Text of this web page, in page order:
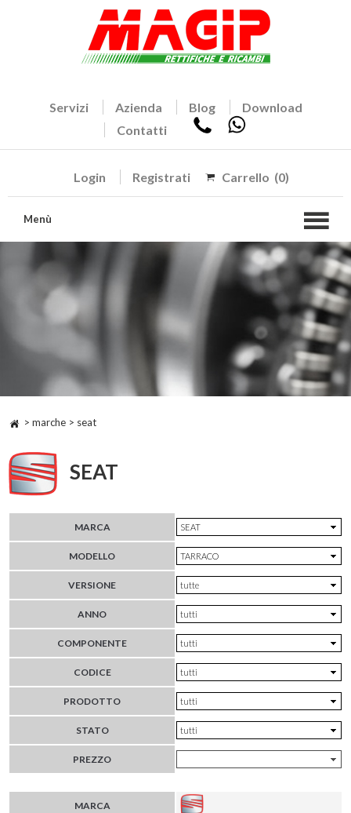
Servizi Azienda Blog
Download
Contatti
Login Registrati Carrello (0)
Menù
> marche > seat
SEAT
MARCA
MODELLO
VERSIONE
ANNO
COMPONENTE
CODICE
PRODOTTO
STATO
PREZZO
MARCA